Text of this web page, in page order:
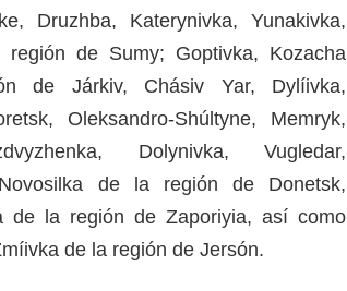
Druzhba, Katerynivka, Yunakivka,
de Sumy; Goptivka, Kozacha
de Járkiv, Chásiv Yar, Dylíivka,
Oleksandro-Shúltyne, Memryk,
Dolynivka, Vugledar,
de la región de Donetsk,
de la región de Zaporiyia, así como
de la región de Jersón.